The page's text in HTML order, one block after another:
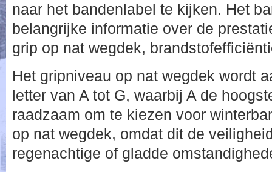
naar het bandenlabel te kijken. Het
belangrijke informatie over de
grip op nat wegdek,
Het gripniveau op nat wegdek wordt
letter van A tot G, waarbij A de
raadzaam om te kiezen voor
op nat wegdek, omdat dit de
regenachtige of gladde